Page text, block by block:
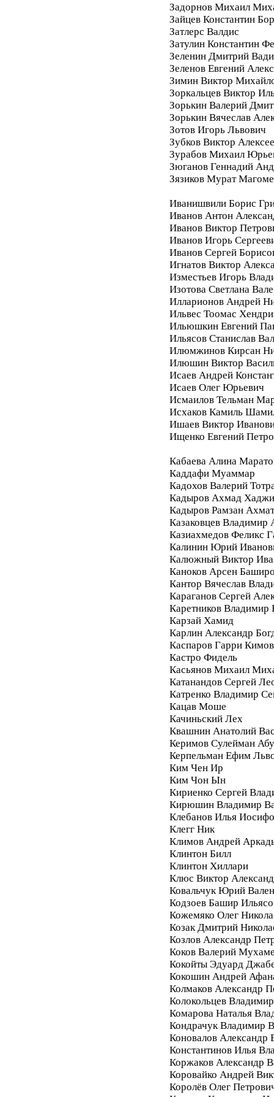
Задорнов Михаил
Зайцев Константин
Затлерс Валдис
Затулин Константин
Зеленин Дмитрий
Зеленов Евгений
Зимин Виктор
Зоркальцев Виктор
Зорькин Валерий
Зорькин Вячеслав
Зотов Игорь Львович
Зубков Виктор
Зурабов Михаил
Зюганов Геннадий
Зязиков Мурат
Иванишвили Борис
Иванов Антон
Иванов Виктор
Иванов Игорь
Иванов Сергей
Игнатов Виктор
Изместьев Игорь
Изотова Светлана
Илларионов Андрей
Ильвес Тоомас
Ильюшкин Евгений
Ильясов Станислав
Илюмжинов Кирсан
Илюшин Виктор
Исаев Андрей
Исаев Олег Юрьевич
Исмаилов Тельман
Исхаков Камиль
Ишаев Виктор
Ищенко Евгений
Кабаева Алина
Каддафи Муаммар
Кадохов Валерий
Кадыров Ахмад Хаджи
Кадыров Рамзан
Казаковцев Владимир
Казиахмедов Феликс
Калинин Юрий
Калюжный Виктор
Каноков Арсен
Кантор Вячеслав
Караганов Сергей
Каретников Владимир
Карзай Хамид
Карлин Александр
Каспаров Гарри
Кастро Фидель
Касьянов Михаил
Катанандов Сергей
Катренко Владимир
Кацав Моше
Качиньский Лех
Квашнин Анатолий
Керимов Сулейман
Керпельман Ефим
Ким Чен Ир
Ким Чон Ын
Кириенко Сергей
Кирюшин Владимир
Клебанов Илья
Клегг Ник
Климов Андрей
Клинтон Билл
Клинтон Хиллари
Клюс Виктор
Ковальчук Юрий
Кодзоев Башир
Кожемяко Олег
Козак Дмитрий
Козлов Александр
Коков Валерий
Кокойты Эдуард
Кокошин Андрей
Колмаков Александр
Колокольцев
Комарова Наталья
Кондрачук Владимир
Коновалов Александр
Константинов Илья
Коржаков Александр
Коровайко Андрей
Королёв Олег